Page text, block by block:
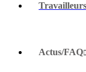
Actus/FAQ